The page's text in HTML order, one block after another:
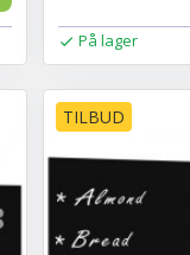
På lager
TILBUD